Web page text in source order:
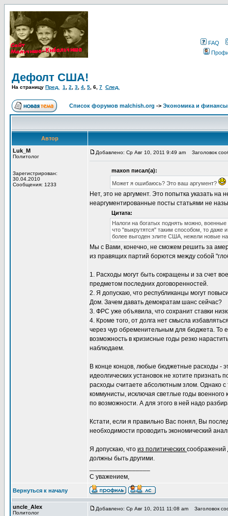
FAQ
Дефолт США!
На страницу Пред. 1 2 3 4 5 6 7 След.
Список форумов malchish.org -> Экономика и финансы
Автор
Luk_M
Политолог
Зарегистрирован:
30.04.2010
Сообщения: 1233
Добавлено: Ср Авг 10, 2011 9:49 am Заголовок
maxon писал(а):
Может я ошибаюсь? Это ваш аргумент?
Нет, это не аргумент. Это попытка указать
неаргументированные посты статьями не
Цитата:
Налоги на богатых поднять можно,
что "выкрутятся" таким способом, то даже
более выгоден элите США, нежели новые
Мы с Вами, конечно, не сможем решить за
из правящих партий борются между собой
1. Расходы могут быть сокращены и за счет
предметом последних договоренностей.
2. Я допускаю, что республиканцы могут
Дом. Зачем давать демократам шанс сейчас?
3. ФРС уже объявила, что сохранит ставки
4. Кроме того, от долга нет смысла
через чур обременительным для бюджета. То
возможность в кризисные годы резко
наблюдаем.
В конце концов, любые бюджетные расходы -
идеолгических установок не хотите
расходы считаете абсолютным злом. Однако с
коммунисты, исключая светлые годы
по возможности. А для этого в ней надо
Кстати, если я правильно Вас понял, Вы
необходимости проводить экономический
Я допускаю, что из политических соображений
должны быть другими.
С уважением,
Вернуться к началу
uncle_Alex
Политолог
Добавлено: Ср Авг 10, 2011 11:08 am Заголовок